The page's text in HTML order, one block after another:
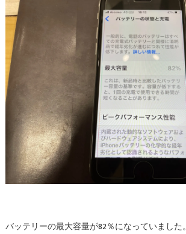
バッテリーの最大容量が82％になっていました。